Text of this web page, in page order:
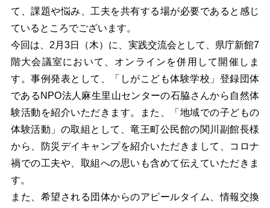
て、課題や悩み、工夫を共有する場が必要であると感じ
ているところでございます。
今回は、2月3日（木）に、実践交流会として、県庁新館7
階大会議室において、オンラインを併用して開催しま
す。事例発表として、「しがこども体験学校」登録団体
であるNPO法人麻生里山センターの石脇さんから自然体
験活動を紹介いただきます。また、「地域での子どもの
体験活動」の取組として、竜王町公民館の関川副館長様
から、防災デイキャンプを紹介いただきまして、コロナ
禍での工夫や、取組への思いも含めて伝えていただきま
す。
また、希望される団体からのアピールタイム、情報交換